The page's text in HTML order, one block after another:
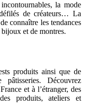
la mode
de créateurs… La
connaître les tendances
et de montres.
produits ainsi que de
Découvrez
et à l’étranger, des
produits, ateliers et